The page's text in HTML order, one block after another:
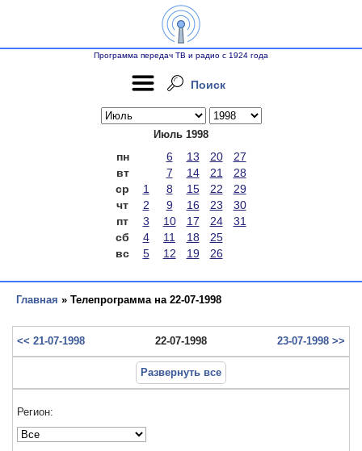
Программа передач ТВ и радио с 1924 года
Поиск
Июль 1998
пн 6 13 20
27
вт
7 14 21
28
ср
1 8 15 22
29
чт
2 9 16 23
30
пт
3 10 17 24
31
сб
4 11 18
25
вс
5 12 19 26
Главная » Телепрограмма на 22-07-1998
<< 21-07-1998 22-07-1998 23-07-1998 >>
Развернуть все
Регион: